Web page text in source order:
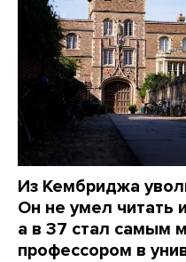
Из Кембриджа
Он не умел читать
а в 37 стал самым
профессором в